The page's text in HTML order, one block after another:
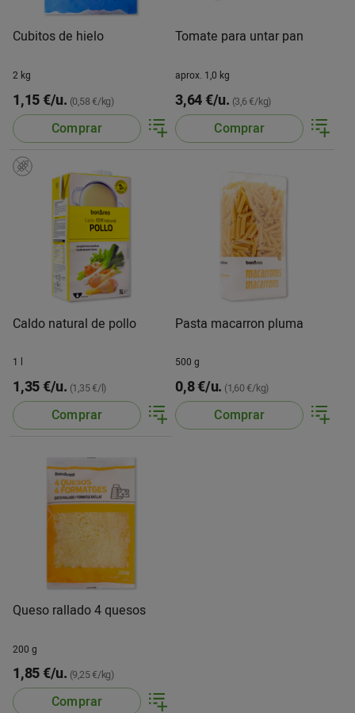
Cubitos de hielo
2 kg
1,15 €/u. (0,58 €/kg)
Comprar
Tomate para untar pan
aprox. 1,0 kg
3,64 €/u. (3,6 €/kg)
Comprar
Caldo natural de pollo
1 l
1,35 €/u. (1,35 €/l)
Comprar
Pasta macarron pluma
500 g
0,8 €/u. (1,60 €/kg)
Comprar
Queso rallado 4 quesos
200 g
1,85 €/u. (9,25 €/kg)
Comprar